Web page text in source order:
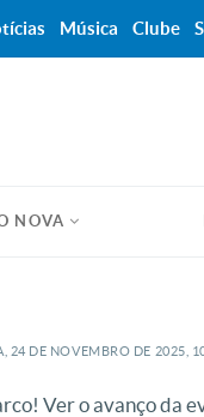
NOVA
24 DE NOVEMBRO DE 2025,
Ver o avanço da
Música Clube